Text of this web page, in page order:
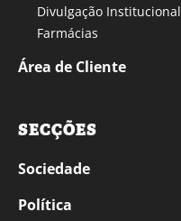
Divulgação Institucional
Farmácias
Área de Cliente
SECÇÕES
Sociedade
Política